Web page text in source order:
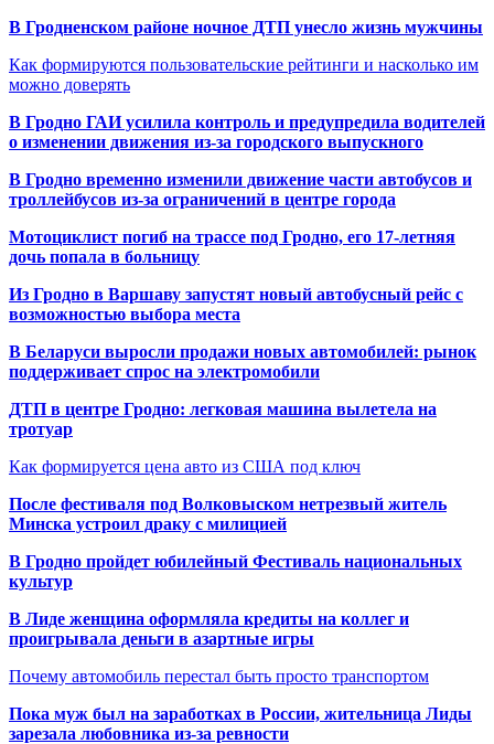
В Гродненском районе ночное ДТП унесло жизнь мужчины
Как формируются пользовательские рейтинги и насколько им
можно доверять
В Гродно ГАИ усилила контроль и предупредила водителей
о изменении движения из-за городского выпускного
В Гродно временно изменили движение части автобусов и
троллейбусов из-за ограничений в центре города
Мотоциклист погиб на трассе под Гродно, его 17-летняя
дочь попала в больницу
Из Гродно в Варшаву запустят новый автобусный рейс с
возможностью выбора места
В Беларуси выросли продажи новых автомобилей: рынок
поддерживает спрос на электромобили
ДТП в центре Гродно: легковая машина вылетела на
тротуар
Как формируется цена авто из США под ключ
После фестиваля под Волковыском нетрезвый житель
Минска устроил драку с милицией
В Гродно пройдет юбилейный Фестиваль национальных
культур
В Лиде женщина оформляла кредиты на коллег и
проигрывала деньги в азартные игры
Почему автомобиль перестал быть просто транспортом
Пока муж был на заработках в России, жительница Лиды
зарезала любовника из-за ревности